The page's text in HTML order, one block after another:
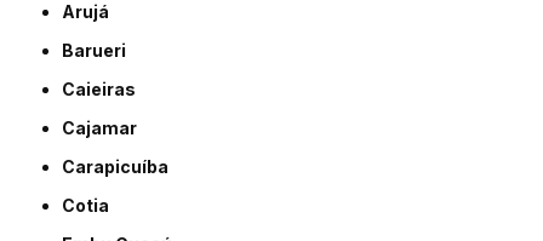
Arujá
Barueri
Caieiras
Cajamar
Carapicuíba
Cotia